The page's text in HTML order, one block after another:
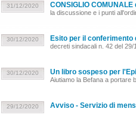
31/12/2020 CONSIGLIO
la discussione e i punti
30/12/2020 Esito per il conferimento
decreti sindacali n. 42 del
30/12/2020 Un libro sospeso per
Aiutiamo la Befana a portare
29/12/2020 Avviso - Servizio di